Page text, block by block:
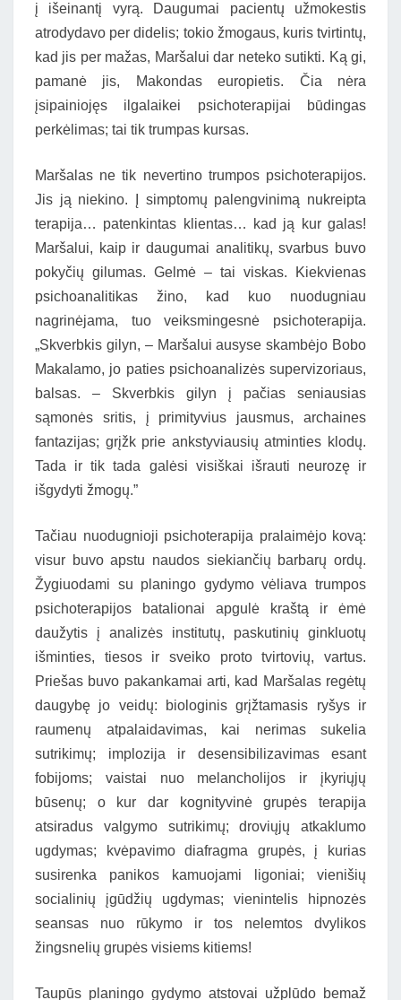
į išeinantį vyrą. Daugumai pacientų užmokestis
atrodydavo per didelis; tokio žmogaus, kuris tvirtintų,
kad jis per mažas, Maršalui dar neteko sutikti. Ką gi,
pamanė jis, Makondas europietis. Čia nėra
įsipainiojęs ilgalaikei psichoterapijai būdingas
perkėlimas; tai tik trumpas kursas.
Maršalas ne tik nevertino trumpos psichoterapijos.
Jis ją niekino. Į simptomų palengvinimą nukreipta
terapija… patenkintas klientas… kad ją kur galas!
Maršalui, kaip ir daugumai analitikų, svarbus buvo
pokyčių gilumas. Gelmė – tai viskas. Kiekvienas
psichoanalitikas žino, kad kuo nuodugniau
nagrinėjama, tuo veiksmingesnė psichoterapija.
„Skverbkis gilyn, – Maršalui ausyse skambėjo Bobo
Makalamo, jo paties psichoanalizės supervizoriaus,
balsas. – Skverbkis gilyn į pačias seniausias
sąmonės sritis, į primityvius jausmus, archaines
fantazijas; grįžk prie ankstyviausių atminties klodų.
Tada ir tik tada galėsi visiškai išrauti neurozę ir
išgydyti žmogų.”
Tačiau nuodugnioji psichoterapija pralaimėjo kovą:
visur buvo apstu naudos siekiančių barbarų ordų.
Žygiuodami su planingo gydymo vėliava trumpos
psichoterapijos batalionai apgulė kraštą ir ėmė
daužytis į analizės institutų, paskutinių ginkluotų
išminties, tiesos ir sveiko proto tvirtovių, vartus.
Priešas buvo pakankamai arti, kad Maršalas regėtų
daugybę jo veidų: biologinis grįžtamasis ryšys ir
raumenų atpalaidavimas, kai nerimas sukelia
sutrikimų; implozija ir desensibilizavimas esant
fobijoms; vaistai nuo melancholijos ir įkyriųjų
būsenų; o kur dar kognityvinė grupės terapija
atsiradus valgymo sutrikimų; droviųjų atkaklumo
ugdymas; kvėpavimo diafragma grupės, į kurias
susirenka panikos kamuojami ligoniai; vienišių
socialinių įgūdžių ugdymas; vienintelis hipnozės
seansas nuo rūkymo ir tos nelemtos dvylikos
žingsnelių grupės visiems kitiems!
Taupūs planingo gydymo atstovai užplūdo bemaž